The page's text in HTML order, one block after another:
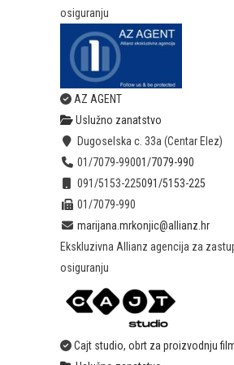
osiguranju
AZ AGENT
Uslužno zanatstvo
Dugoselska c. 33a (Centar Elez)
01/7079-99001/7079-990
091/5153-225091/5153-225
01/7079-990
marijana.mrkonjic@allianz.hr
Ekskluzivna Allianz agencija za
osiguranju
Cajt studio, obrt za proizvodnju